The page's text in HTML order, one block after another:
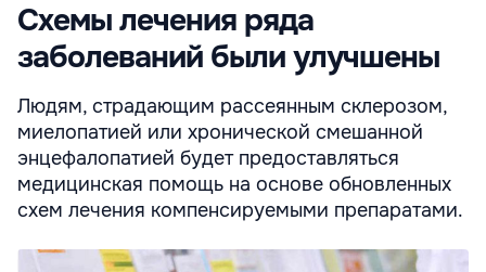
Схемы лечения ряда
заболеваний были улучшены
Людям, страдающим рассеянным склерозом,
миелопатией или хронической смешанной
энцефалопатией будет предоставляться
медицинская помощь на основе обновленных
схем лечения компенсируемыми препаратами.